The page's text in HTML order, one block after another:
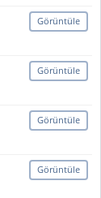
Görüntüle
Görüntüle
Görüntüle
Görüntüle